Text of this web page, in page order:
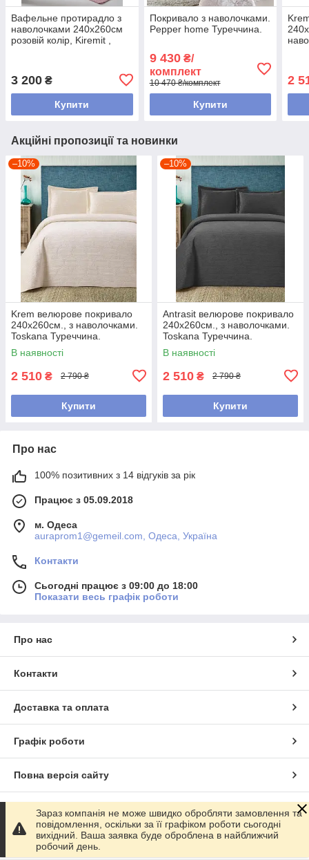
Вафельне протирадло з
наволочками 240х260см
розовій колір, Kiremit ,
3 200 ₴
Купити
Покривало з наволочками.
Pepper home Туреччина.
9 430₴/
комплект
10 470 ₴/комплект
Купити
2
Акційні пропозиції та новинки
–10%
Krem велюрове покривало
240х260см., з наволочками.
Toskana Туреччина.
В наявності
2 510 ₴ 2 790 ₴
Купити
–10%
Antrasit велюрове покривало
240х260см., з наволочками.
Toskana Туреччина.
В наявності
2 510 ₴ 2 790 ₴
Купити
Про нас
100% позитивних з 14 відгуків за рік
Працює з 05.09.2018
м. Одеса
auraprom1@gemeil.com, Одеса, Україна
Контакти
Сьогодні працює з 09:00 до 18:00
Показати весь графік роботи
Про нас
Контакти
Доставка та оплата
Графік роботи
Повна версія сайту
Сайт створено на маркетплейсі Prom.ua
Політика конфіденційності
Зараз компанія не може швидко обробляти замовлення та
повідомлення, оскільки за її графіком роботи сьогодні
вихідний. Ваша заявка буде оброблена в найближчий
робочий день.